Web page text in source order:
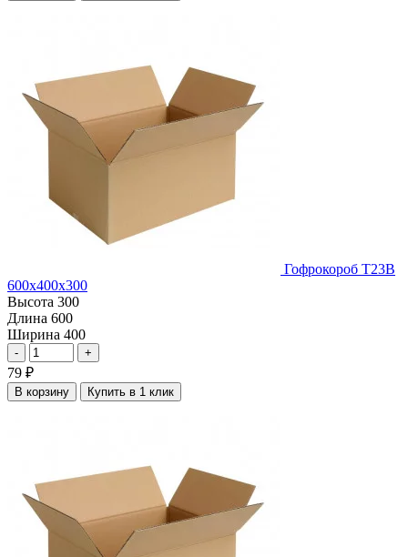
Гофрокороб Т23В
600х400х300
Высота 300
Длина 600
Ширина 400
- +
79 ₽
В корзину Купить в 1 клик